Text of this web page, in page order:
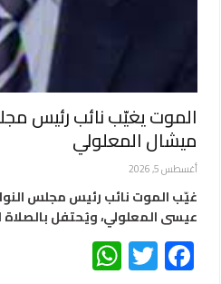
الموت يغيّب نائب رئيس
ميشال المعلولي
أغسطس 5, 2026
غيّب الموت نائب رئيس مجلس
عيسى المعلولي، ويُحتفل
Facebook
Twitter